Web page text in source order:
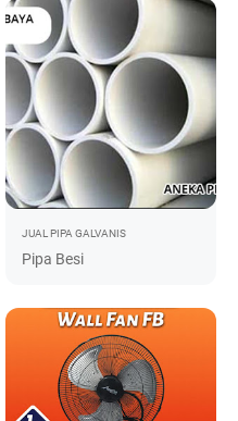
JUAL PIPA GALVANIS
Pipa Besi